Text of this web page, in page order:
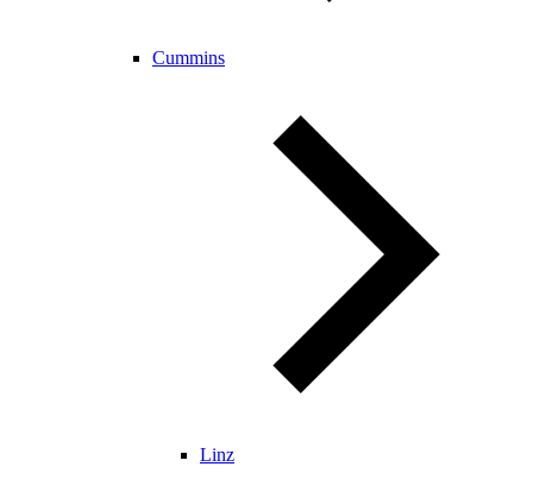
Cummins
Linz